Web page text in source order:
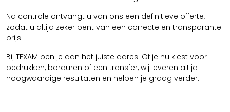
Na controle ontvangt u van ons een definitieve offerte,
zodat u altijd zeker bent van een correcte en transparante
prijs.
Bij TEXAM ben je aan het juiste adres. Of je nu kiest voor
bedrukken, borduren of een transfer, wij leveren altijd
hoogwaardige resultaten en helpen je graag verder.